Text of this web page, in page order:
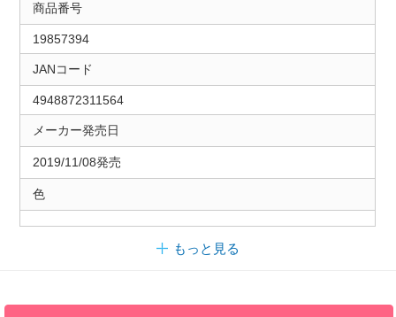
商品番号
19857394
JANコード
4948872311564
メーカー発売日
2019/11/08発売
色
もっと見る